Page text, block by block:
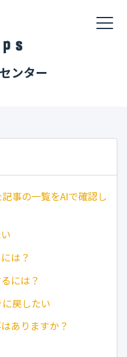
ンター
事の一覧をAIで確認し
は？
には？
戻したい
ありますか？